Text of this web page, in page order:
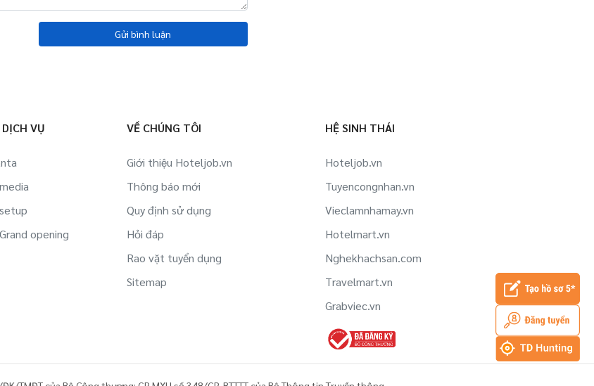
Gửi bình luận
VỤ
opening
VỀ CHÚNG TÔI
Giới thiệu Hoteljob.vn
Thông báo mới
Quy định sử dụng
Hỏi đáp
Rao vặt tuyển dụng
Sitemap
HỆ SINH THÁI
Hoteljob.vn
Tuyencongnhan.vn
Vieclamnhamay.vn
Hotelmart.vn
Nghekhachsan.com
Travelmart.vn
Grabviec.vn